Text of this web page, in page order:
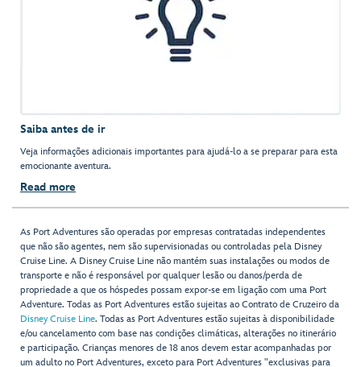
Saiba antes de ir
Veja informações adicionais importantes para ajudá-lo a se preparar para esta
emocionante aventura.
Read more
As Port Adventures são operadas por empresas contratadas independentes
que não são agentes, nem são supervisionadas ou controladas pela Disney
Cruise Line. A Disney Cruise Line não mantém suas instalações ou modos de
transporte e não é responsável por qualquer lesão ou danos/perda de
propriedade a que os hóspedes possam expor-se em ligação com uma Port
Adventure. Todas as Port Adventures estão sujeitas ao Contrato de Cruzeiro da
Disney Cruise Line. Todas as Port Adventures estão sujeitas à disponibilidade
e/ou cancelamento com base nas condições climáticas, alterações no itinerário
e participação. Crianças menores de 18 anos devem estar acompanhadas por
um adulto no Port Adventures, exceto para Port Adventures "exclusivas para